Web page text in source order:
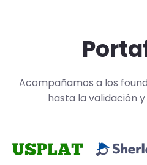
Acompañamos a los
hasta la validación